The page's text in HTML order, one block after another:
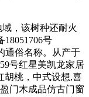
，该树种还耐火
号
通俗名称。从产于
号红星美凯龙家居
胡桃，中式设想,喜
门木成品仿古门窗